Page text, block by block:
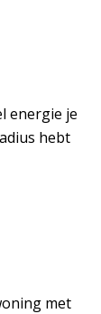
energie je
hebt
met